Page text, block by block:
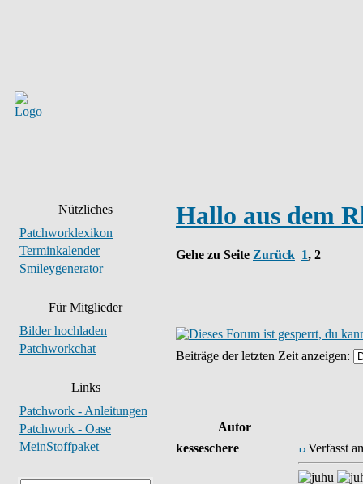
Nützliches
Patchworklexikon
Terminkalender
Smileygenerator
Für Mitglieder
Bilder hochladen
Patchworkchat
Links
Patchwork - Anleitungen
Patchwork - Oase
MeinStoffpaket
Hallo aus dem
Gehe zu Seite Zurück 1, 2
Beiträge der letzten Zeit anzeigen:
Autor
kesseschere
Verfasst